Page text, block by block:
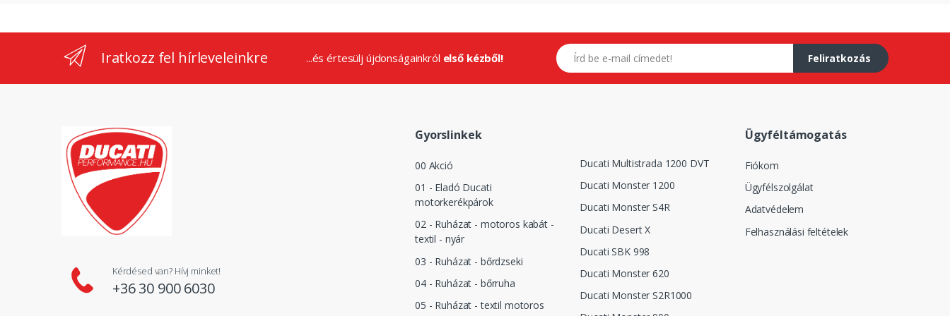
Iratkozz fel hírleveleinkre ...és értesülj újdonságainkról első kézből!
E-mail címed
Feliratkozás
Kérdésed van? Hívj minket!
+36 30 900 6030
Gyorslinkek
00 Akció
01 - Eladó Ducati
motorkerékpárok
02 - Ruházat - motoros kabát -
textil - nyár
03 - Ruházat - bőrdzseki
04 - Ruházat - bőrruha
05 - Ruházat - textil motoros
Ducati Multistrada 1200 DVT
Ducati Monster 1200
Ducati Monster S4R
Ducati Desert X
Ducati SBK 998
Ducati Monster 620
Ducati Monster S2R1000
Ügyféltámogatás
Fiókom
Ügyfélszolgálat
Adatvédelem
Felhasználási feltételek